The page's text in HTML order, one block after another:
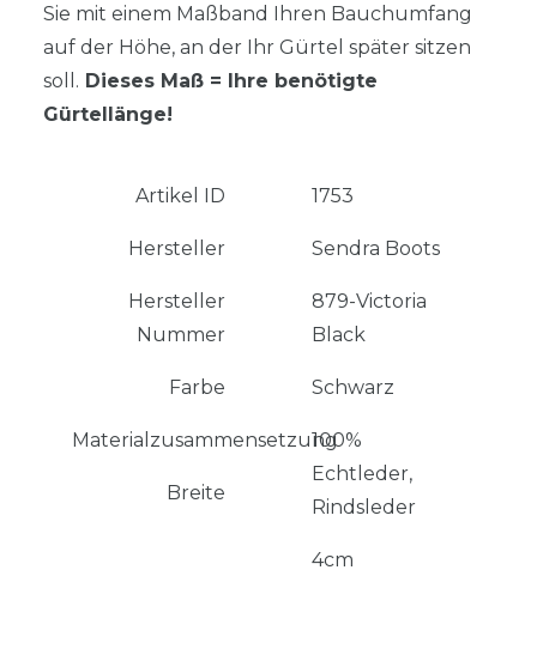
Sie mit einem Maßband Ihren Bauchumfang
auf der Höhe, an der Ihr Gürtel später sitzen
soll. Dieses Maß = Ihre benötigte
Gürtellänge!
Artikel ID
Hersteller
Hersteller
Nummer
Farbe
Materialzusammensetzung
Breite
1753
Sendra Boots
879-Victoria
Black
Schwarz
100%
Echtleder,
Rindsleder
4cm